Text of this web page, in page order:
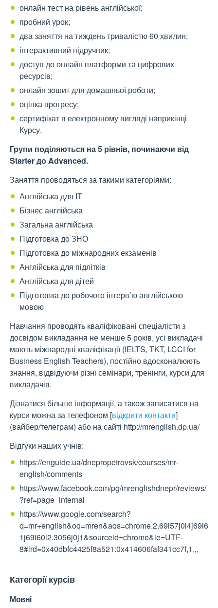
онлайн тест на рівень англійської;
пробний урок;
два заняття на тиждень тривалістю 60 хвилин;
інтерактивний підручник;
доступ до онлайн платформи та цифрових
ресурсів;
онлайн зошит для домашньої роботи;
оцінка прогресу;
сертифікат в електронному вигляді наприкінці
Курсу.
Групи поділяються на 5 рівнів, починаючи від
Starter до Advanced.
Заняття проводяться за такими категоріями:
Англійська для IT
Бізнес англійська
Загальна англійська
Підготовка до ЗНО
Підготовка до міжнародних екзаменів
Англійська для підлітків
Англійська для дітей
Підготовка до робочого інтерв’ю англійською
мовою
Навчання проводять кваліфіковані спеціалісти з
досвідом викладання не менше 5 років, усі викладачі
мають міжнародні кваліфікації (IELTS, TKT, LCCI for
Business English Teachers), постійно вдосконалюють
знання, відвідуючи різні семінари, тренінги, курси для
викладачів.
Дізнатися більше інформації, а також записатися на
курси можна за телефоном [відкрити контакти]
(вайбер/телеграм) або на сайті http://mrenglish.dp.ua/
Відгуки наших учнів:
https://enguide.ua/dnepropetrovsk/courses/mr-
english/comments
https://www.facebook.com/pg/mrenglishdnepr/reviews/
?ref=page_internal
https://www.google.com/search?
q=mr+english&oq=mren&aqs=chrome.2.69i57j0l4j69i6
1j69i60l2.3056j0j1&sourceid=chrome&ie=UTF-
8#lrd=0x40dbfc4425f8a521:0x414606faf341cc7f,1,,,
Категорії курсів
Мовні